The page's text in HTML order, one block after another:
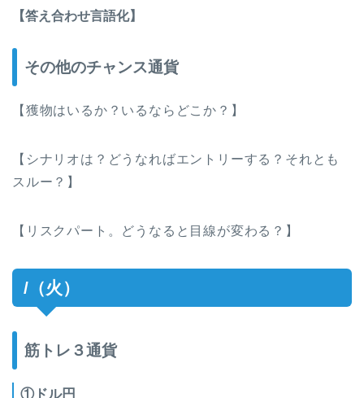
【答え合わせ言語化】
その他のチャンス通貨
【獲物はいるか？いるならどこか？】
【シナリオは？どうなればエントリーする？それとも
スルー？】
【リスクパート。どうなると目線が変わる？】
/（火）
筋トレ３通貨
①ドル円